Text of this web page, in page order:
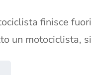
finisce
un motociclista,